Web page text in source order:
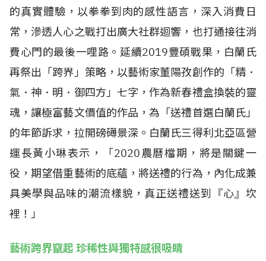
的真實體驗，以拳拳到肉的感性語言，深入消費日
常，滲透人心之戰打出廣大社群迴響，也打通接往消
費心門的最後一哩路。延續2019豐碩戰果，白蘭氏
再祭出「跨界」策略，以藝術家董陽孜創作的「精．
氣．神．明．御四方」七字，作為新春禮盒換裝的靈
魂，讓極富藝文價值的作品，為「送禮首選白蘭氏」
的年節訴求，拉開磅礡景深。白蘭氏三得利北亞區營
運長黃小琳表示，「2020農曆檔期，將是關鍵一
役，期望借重藝術的底蘊，將送禮的行為，內化成兼
具美學與品味的潮流樣貌，真正送禮送到『心』坎
裡！」
藝術跨界竄起 珍稀性與獨特感很吸睛